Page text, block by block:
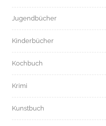
Jugendbücher
Kinderbücher
Kochbuch
Krimi
Kunstbuch